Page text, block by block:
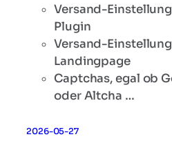
Versand-
Plugin
Versand-
Landingpage
Captchas, egal ob
oder Altcha …
2026-05-27